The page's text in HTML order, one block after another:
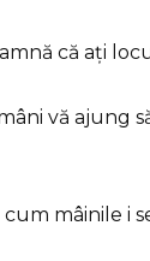
că ați
vă ajung
mâinile i